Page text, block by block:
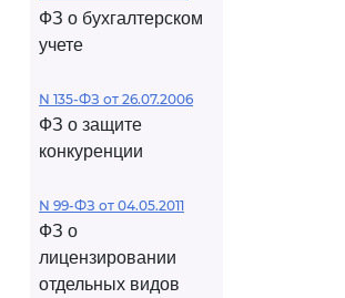
ФЗ о бухгалтерском
учете
N 135-ФЗ от 26.07.2006
ФЗ о защите
конкуренции
N 99-ФЗ от 04.05.2011
ФЗ о
лицензировании
отдельных видов